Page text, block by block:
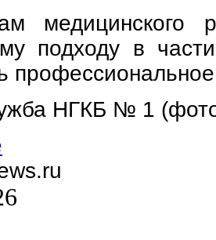
медицинского
подходу в
НГКБ № 1